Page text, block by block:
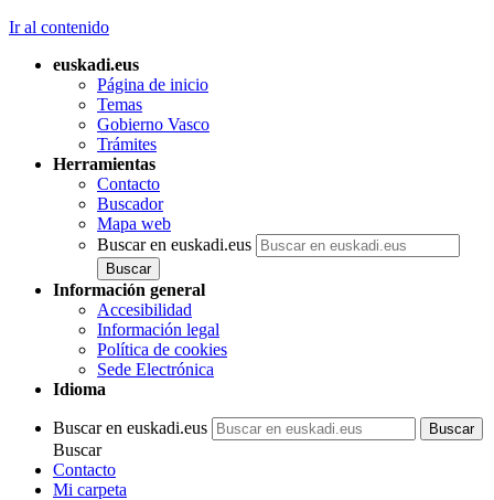
Ir al contenido
euskadi.eus
Página de inicio
Temas
Gobierno Vasco
Trámites
Herramientas
Contacto
Buscador
Mapa web
Buscar en euskadi.eus
Información general
Accesibilidad
Información legal
Política de cookies
Sede Electrónica
Idioma
Buscar en euskadi.eus
Buscar
Contacto
Mi carpeta